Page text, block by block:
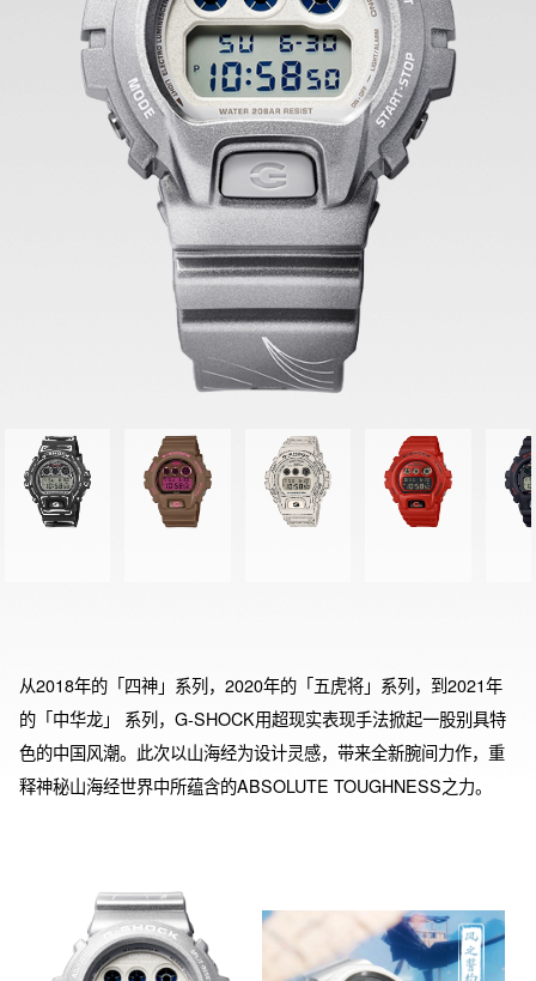
从2018年的「四神」系列，2020年的「五虎将」系列，到2021年
的「中华龙」 系列，G-SHOCK用超现实表现手法掀起一股别具特
色的中国风潮。此次以山海经为设计灵感，带来全新腕间力作，重
释神秘山海经世界中所蕴含的ABSOLUTE TOUGHNESS之力。